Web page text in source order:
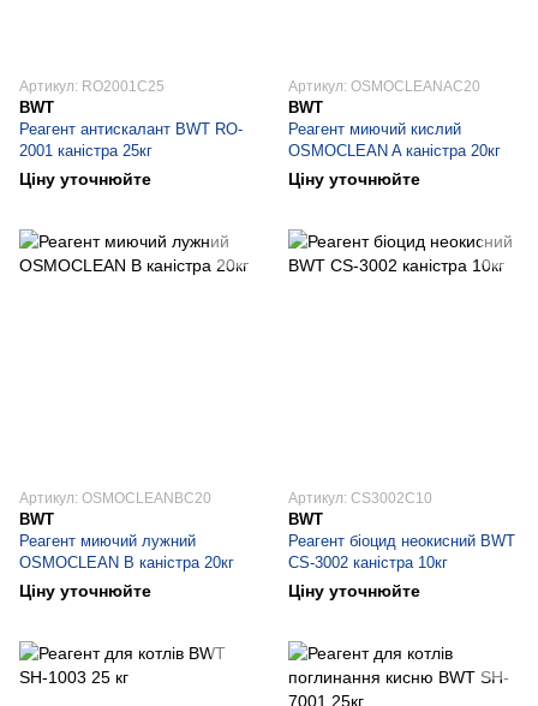
Артикул: RO2001C25
BWT
Реагент антискалант BWT RO-
2001 каністра 25кг
Ціну уточнюйте
Артикул: OSMOCLEANAC20
BWT
Реагент миючий кислий
OSMOCLEAN A каністра 20кг
Ціну уточнюйте
Артикул: OSMOCLEANBC20
BWT
Реагент миючий лужний
OSMOCLEAN B каністра 20кг
Ціну уточнюйте
Артикул: CS3002C10
BWT
Реагент біоцид неокисний BWT
CS-3002 каністра 10кг
Ціну уточнюйте